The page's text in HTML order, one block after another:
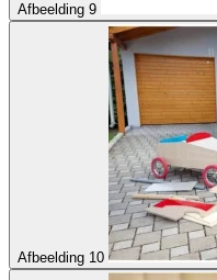
Afbeelding 9
Afbeelding 10